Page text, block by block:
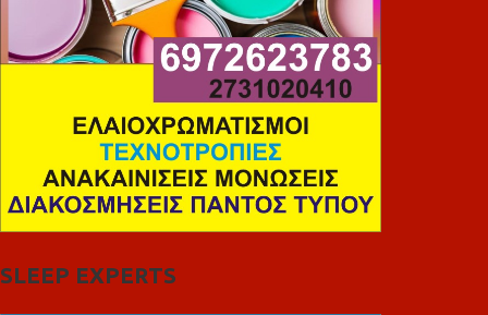
SLEEP EXPERTS